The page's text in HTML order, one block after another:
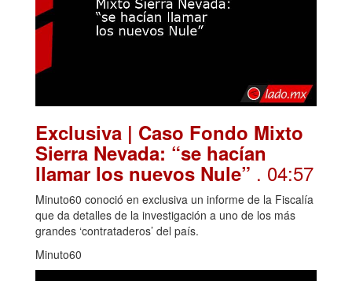
Exclusiva | Caso Fondo Mixto
Sierra Nevada: “se hacían
llamar los nuevos Nule” . 04:57
Minuto60 conoció en exclusiva un informe de la Fiscalía
que da detalles de la investigación a uno de los más
grandes ‘contrataderos’ del país.
Minuto60